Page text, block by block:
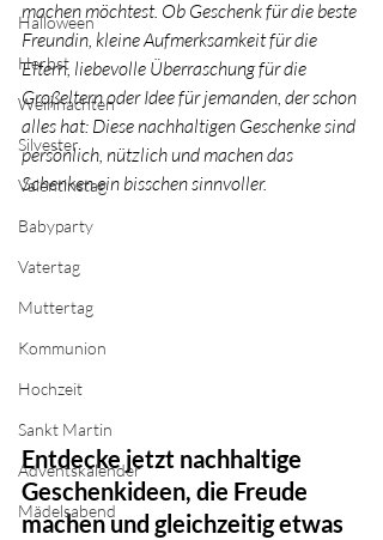
Halloween
Herbst
Weihnachten
Silvester
Valentinstag
Babyparty
Vatertag
Muttertag
Kommunion
Hochzeit
Sankt Martin
Adventskalender
Mädelsabend
machen möchtest. Ob Geschenk für die beste
Freundin, kleine Aufmerksamkeit für die
Eltern, liebevolle Überraschung für die
Großeltern oder Idee für jemanden, der schon
alles hat: Diese nachhaltigen Geschenke sind
persönlich, nützlich und machen das
Schenken ein bisschen sinnvoller.
Entdecke jetzt nachhaltige
Geschenkideen, die Freude
machen und gleichzeitig etwas